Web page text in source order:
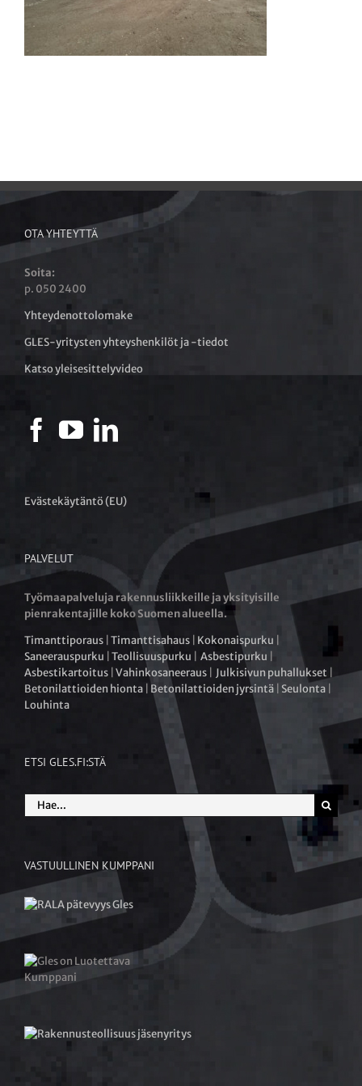
OTA YHTEYTTÄ
Soita:
p. 050 2400
Yhteydenottolomake
GLES-yritysten yhteyshenkilöt ja -tiedot
Katso yleisesittelyvideo
Evästekäytäntö (EU)
PALVELUT
Työmaapalveluja rakennusliikkeille ja yksityisille
pienrakentajille koko Suomen alueella.
Timanttiporaus Timanttisahaus Kokonaispurku
Saneerauspurku Teollisuuspurku Asbestipurku
Asbestikartoitus Vahinkosaneeraus Julkisivun puhallukset
Betonilattioiden hionta Betonilattioiden jyrsintä Seulonta
Louhinta
ETSI GLES.FI:STÄ
Etsi
...
VASTUULLINEN KUMPPANI